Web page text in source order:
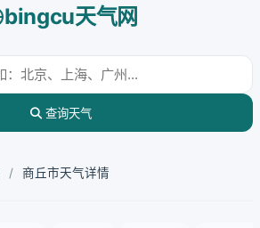
bingcu天气网
查询天气
/ 商丘市天气详情